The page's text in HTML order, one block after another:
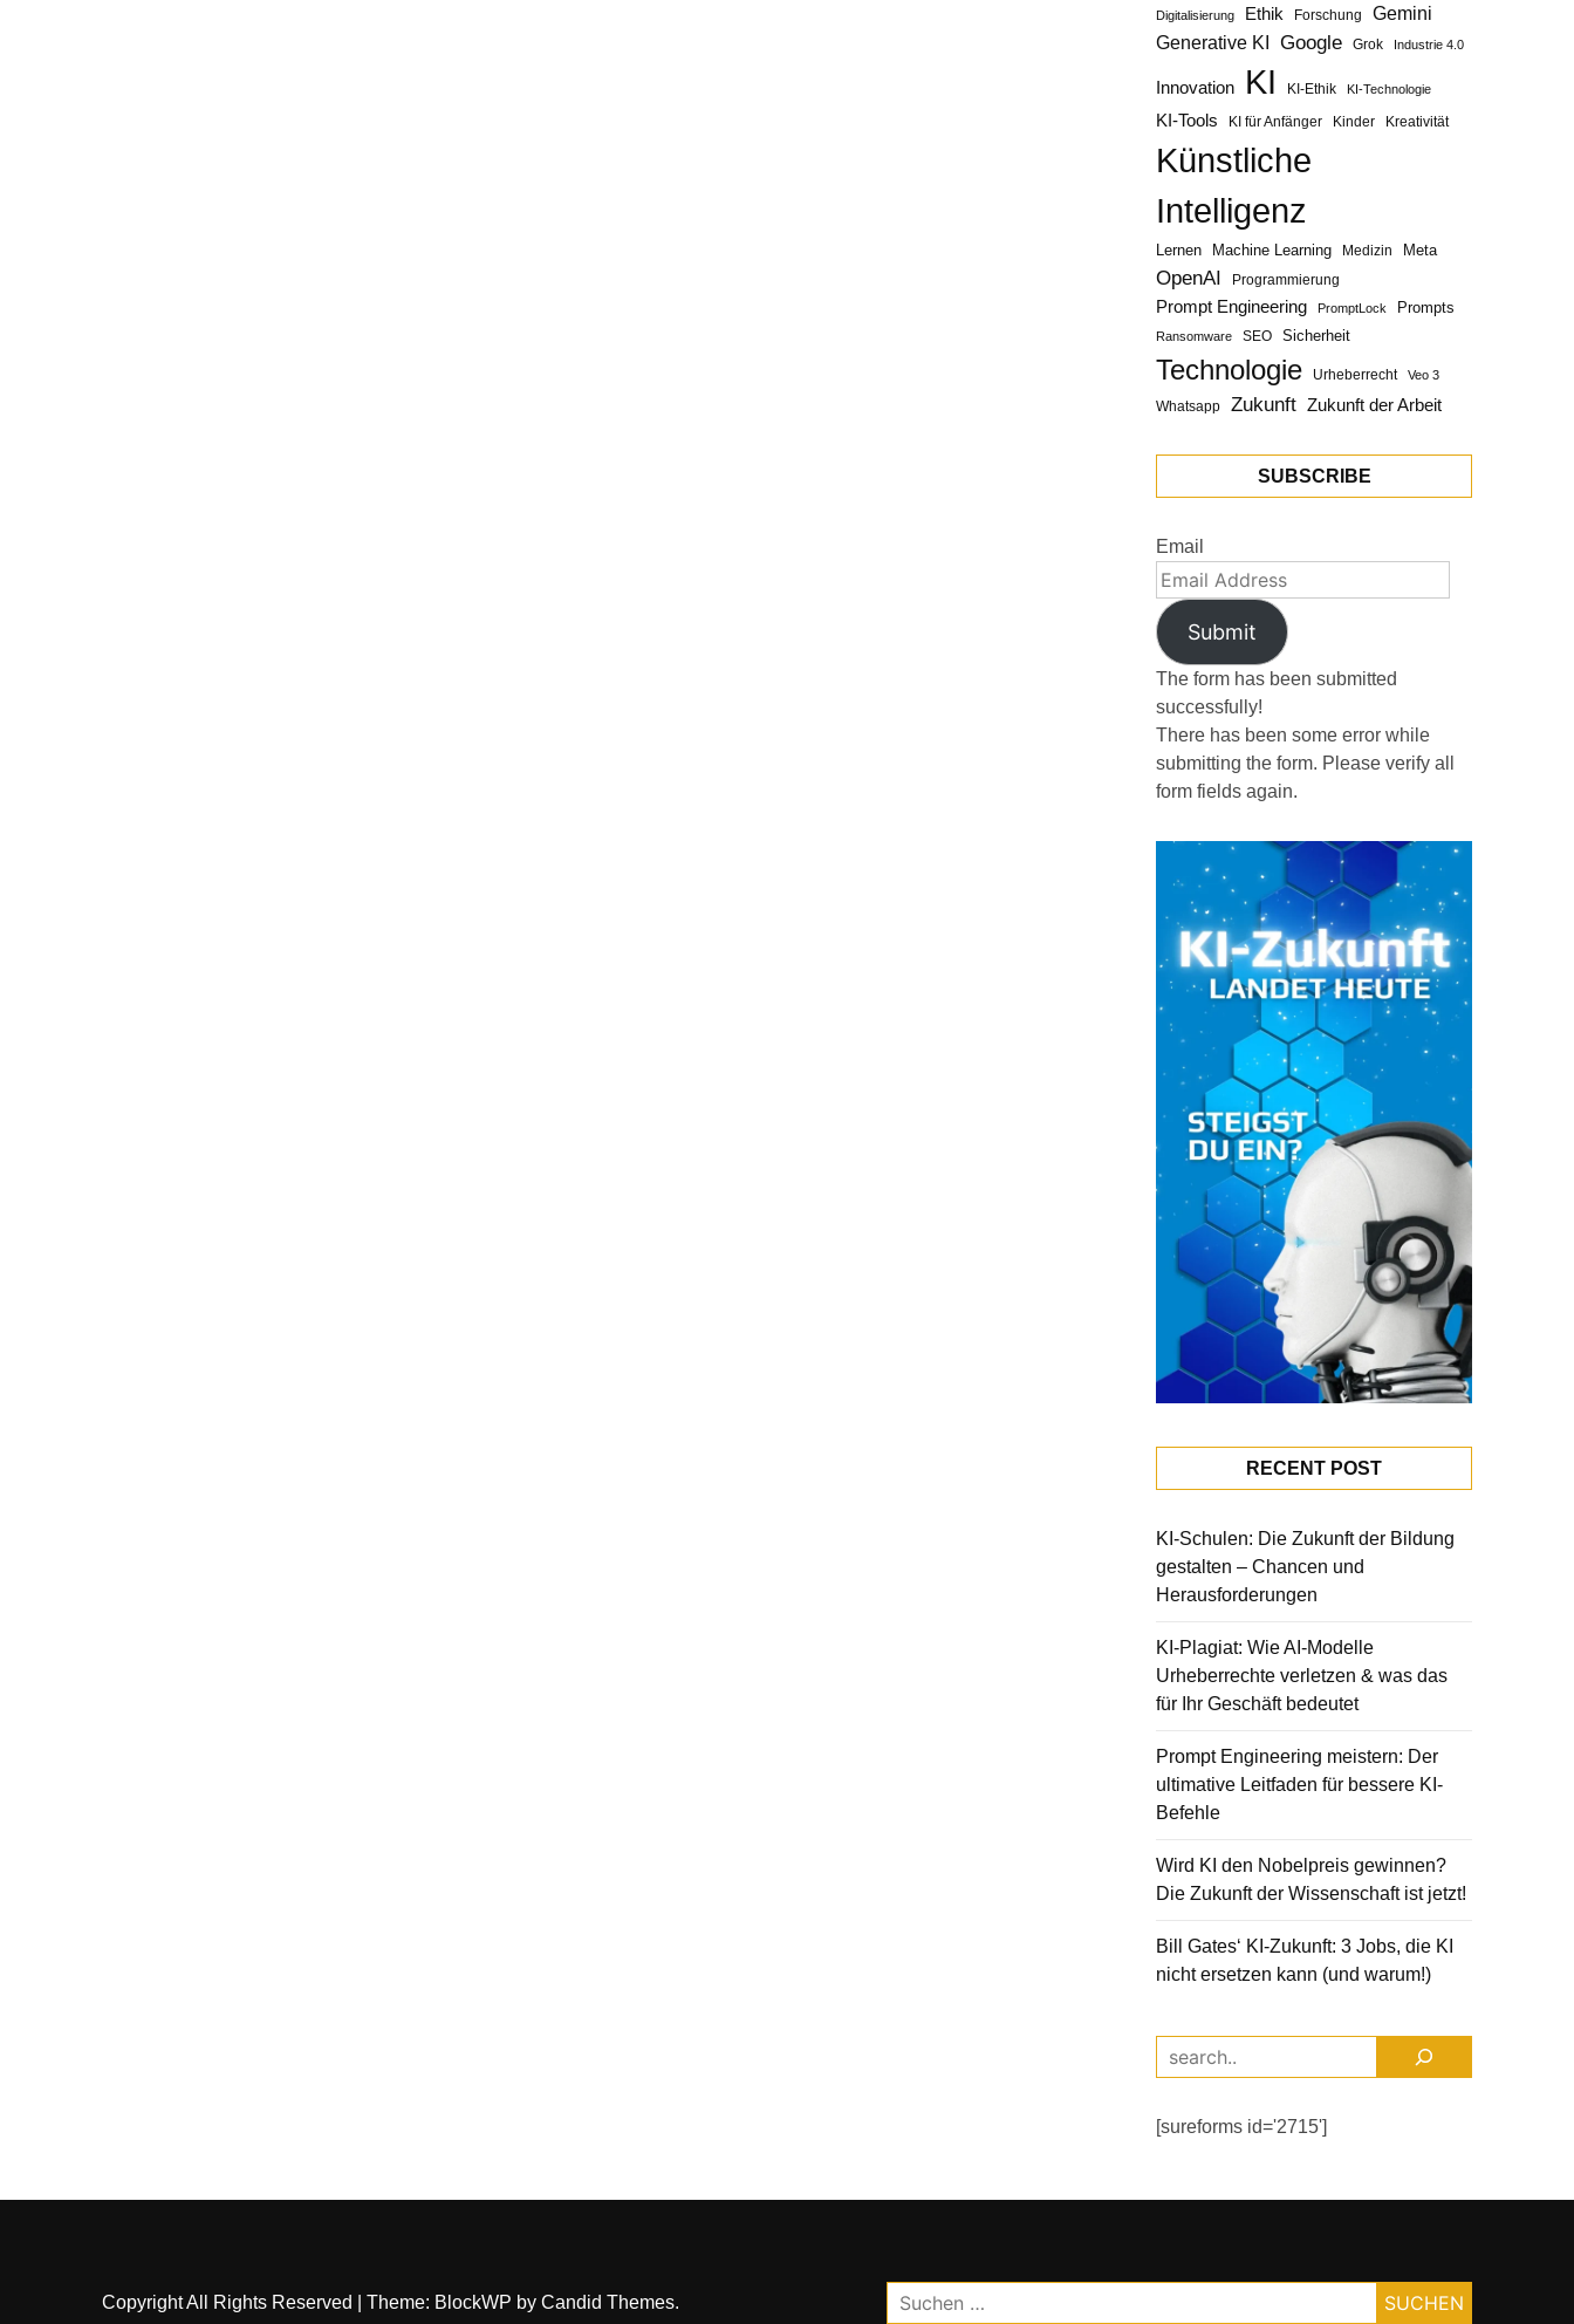
Digitalisierung Ethik Forschung
Gemini
Generative KI Google Grok Industrie 4.0
Innovation KI KI-Ethik KI-Technologie
KI-Tools KI für Anfänger Kinder Kreativität
Künstliche
Intelligenz
Lernen Machine Learning Medizin Meta
OpenAI Programmierung
Prompt Engineering PromptLock Prompts
Ransomware SEO Sicherheit
Technologie Urheberrecht Veo 3
Whatsapp Zukunft Zukunft der Arbeit
SUBSCRIBE
Email
Submit
The form has been submitted
successfully!
There has been some error while
submitting the form. Please verify all
form fields again.
RECENT POST
KI-Schulen: Die Zukunft der Bildung
gestalten – Chancen und
Herausforderungen
KI-Plagiat: Wie AI-Modelle
Urheberrechte verletzen & was das
für Ihr Geschäft bedeutet
Prompt Engineering meistern: Der
ultimative Leitfaden für bessere KI-
Befehle
Wird KI den Nobelpreis gewinnen?
Die Zukunft der Wissenschaft ist jetzt!
Bill Gates‘ KI-Zukunft: 3 Jobs, die KI
nicht ersetzen kann (und warum!)
[sureforms id='2715']
Copyright All Rights Reserved Theme: BlockWP by Candid Themes.
Suchen